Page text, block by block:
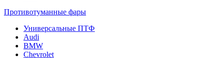
Противотуманные фары
Универсальные ПТФ
Audi
BMW
Chevrolet